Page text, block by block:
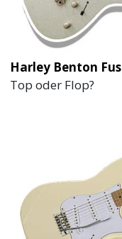
Harley Benton
Top oder Flop?